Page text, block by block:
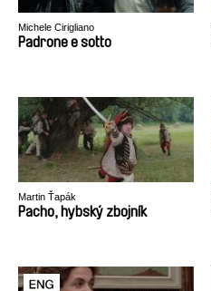
Michele Cirigliano
Padrone e sotto
Martin Ťapák
Pacho, hybský zbojník